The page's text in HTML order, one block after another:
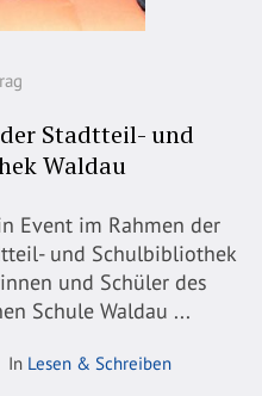
Stadtteil- und
Waldau
Event im Rahmen der
und Schulbibliothek
und Schüler des
Schule Waldau ...
In Lesen & Schreiben